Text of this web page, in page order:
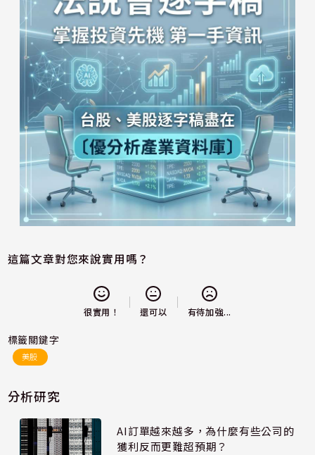
這篇文章對您來說實用嗎？
很實用！ 還可以 有待加強...
標籤關鍵字
美股
分析研究
AI訂單越來越多，為什麼有些公司的
獲利反而更難超預期？